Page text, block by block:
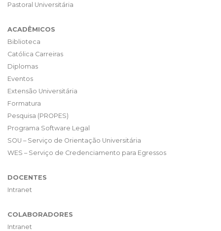
Pastoral Universitária
ACADÊMICOS
Biblioteca
Católica Carreiras
Diplomas
Eventos
Extensão Universitária
Formatura
Pesquisa (PROPES)
Programa Software Legal
SOU – Serviço de Orientação Universitária
WES – Serviço de Credenciamento para Egressos
DOCENTES
Intranet
COLABORADORES
Intranet